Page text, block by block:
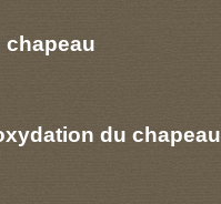
du chapeau